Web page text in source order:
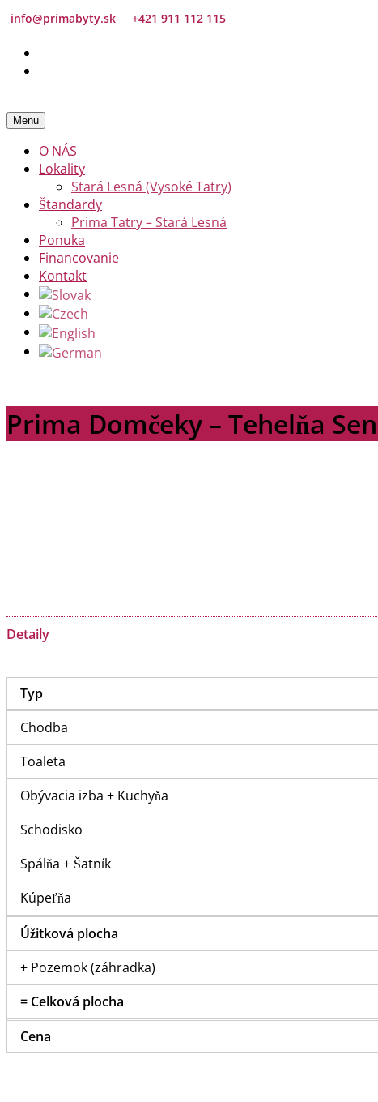
info@primabyty.sk +421 911 112 115
Menu
O NÁS
Lokality
Stará Lesná (Vysoké Tatry)
Štandardy
Prima Tatry – Stará Lesná
Ponuka
Financovanie
Kontakt
Prima Domčeky – Tehelňa
Detaily
Typ
Chodba
Toaleta
Obývacia izba + Kuchyňa
Schodisko
Spálňa + Šatník
Kúpeľňa
Úžitková plocha
+ Pozemok (záhradka)
= Celková plocha
Cena